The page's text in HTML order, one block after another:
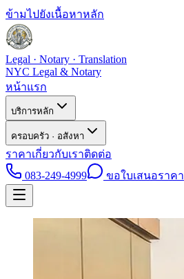
ข้ามไปยังเนื้อหาหลัก
Legal · Notary · Translation
NYC Legal & Notary
หน้าแรก
บริการหลัก
ครอบครัว · อสังหา
ราคาเกี่ยวกับเราติดต่อ
083-249-4999
ขอใบเสนอราคา